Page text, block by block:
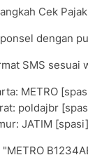
Cek
ponsel dengan
SMS sesuai
METRO
poldajbr
JATIM